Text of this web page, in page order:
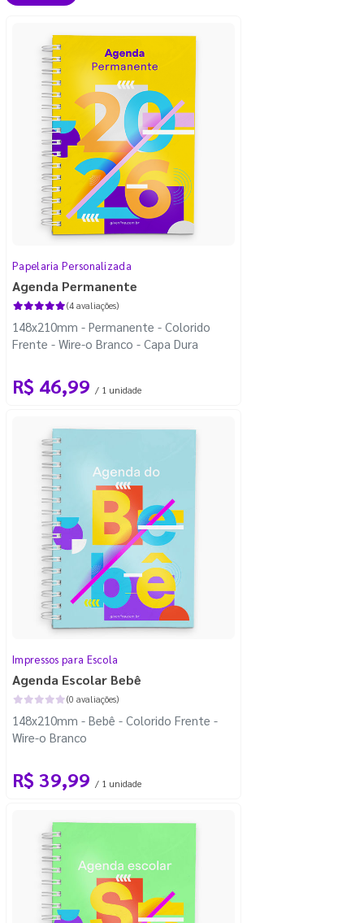
Papelaria Personalizada
Agenda Permanente
(4 avaliações)
148x210mm - Permanente - Colorido
Frente - Wire-o Branco - Capa Dura
R$ 46,99 / 1 unidade
Impressos para Escola
Agenda Escolar Bebê
(0 avaliações)
148x210mm - Bebê - Colorido Frente -
Wire-o Branco
R$ 39,99 / 1 unidade